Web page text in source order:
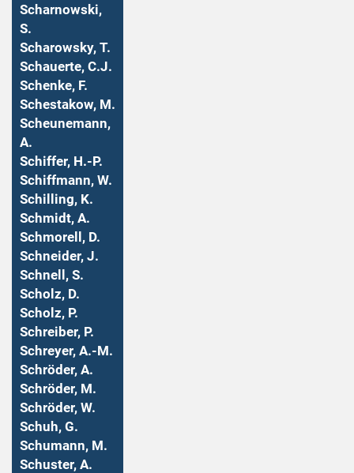
Scharnowski,
S.
Scharowsky, T.
Schauerte, C.J.
Schenke, F.
Schestakow, M.
Scheunemann,
A.
Schiffer, H.-P.
Schiffmann, W.
Schilling, K.
Schmidt, A.
Schmorell, D.
Schneider, J.
Schnell, S.
Scholz, D.
Scholz, P.
Schreiber, P.
Schreyer, A.-M.
Schröder, A.
Schröder, M.
Schröder, W.
Schuh, G.
Schumann, M.
Schuster, A.